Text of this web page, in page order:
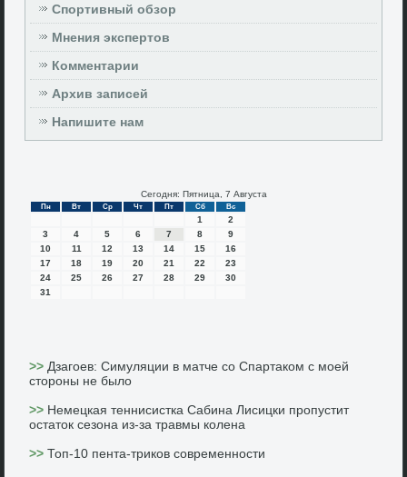
Спортивный обзор
Мнения экспертов
Комментарии
Архив записей
Напишите нам
Сегодня: Пятница, 7 Августа
Пн Вт Ср Чт Пт Сб Вс
1
2
3
4 5 6 7 8
9
10
11 12 13 14 15
16
17
18 19 20 21 22
23
24
25 26 27 28 29
30
31
>> Дзагоев: Симуляции в матче со Спартаком с моей
стороны не было
>> Немецкая теннисистка Сабина Лисицки пропустит
остаток сезона из-за травмы колена
>>Топ-10 пента-триков современности